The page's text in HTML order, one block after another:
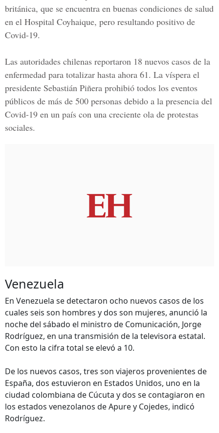
británica, que se encuentra en buenas condiciones de salud
en el Hospital Coyhaique, pero resultando positivo de
Covid-19.
Las autoridades chilenas reportaron 18 nuevos casos de la
enfermedad para totalizar hasta ahora 61. La víspera el
presidente Sebastián Piñera prohibió todos los eventos
públicos de más de 500 personas debido a la presencia del
Covid-19 en un país con una creciente ola de protestas
sociales.
Venezuela
En Venezuela se detectaron ocho nuevos casos de los
cuales seis son hombres y dos son mujeres, anunció la
noche del sábado el ministro de Comunicación, Jorge
Rodríguez, en una transmisión de la televisora estatal.
Con esto la cifra total se elevó a 10.
De los nuevos casos, tres son viajeros provenientes de
España, dos estuvieron en Estados Unidos, uno en la
ciudad colombiana de Cúcuta y dos se contagiaron en
los estados venezolanos de Apure y Cojedes, indicó
Rodríguez.